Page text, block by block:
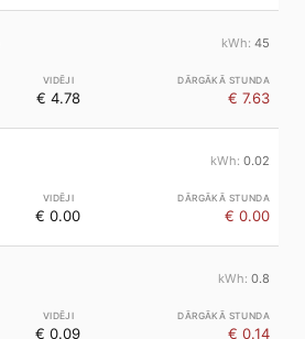
45
€ 4.78 € 7.63
0.02
€ 0.00 € 0.00
0.8
€ 0.09 € 0.14